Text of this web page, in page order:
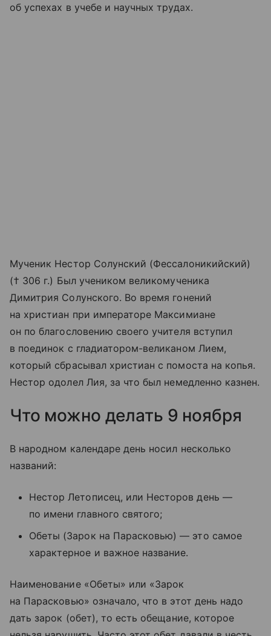
об успехах в учебе и научных трудах.
Мученик Нестор Солунский (Фессалоникийский)
(† 306 г.) Был учеником великомученика
Димитрия Солунского. Во время гонений
на христиан при императоре Максимиане
он по благословению своего учителя вступил
в поединок с гладиатором-великаном Лием,
который сбрасывал христиан с помоста на копья.
Нестор одолел Лия, за что был немедленно казнен.
Что можно делать 9 ноября
В народном календаре день носил несколько
названий:
Нестор Летописец, или Несторов день —
по имени главного святого;
Обеты (Зарок на Парасковью) — это самое
характерное и важное название.
Наименование «Обеты» или «Зарок
на Парасковью» означало, что в этот день надо
дать зарок (обет), то есть обещание, которое